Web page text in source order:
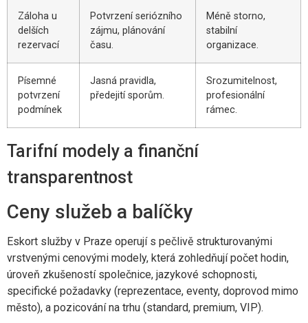
Záloha u
delších
rezervací
Potvrzení seriózního
zájmu, plánování
času.
Méně storno,
stabilní
organizace.
Písemné
potvrzení
podmínek
Jasná pravidla,
předejití sporům.
Srozumitelnost,
profesionální
rámec.
Tarifní modely a finanční
transparentnost
Ceny služeb a balíčky
Eskort služby v Praze operují s pečlivě strukturovanými
vrstvenými cenovými modely, která zohledňují počet hodin,
úroveň zkušeností společnice, jazykové schopnosti,
specifické požadavky (reprezentace, eventy, doprovod mimo
město), a pozicování na trhu (standard, premium, VIP).